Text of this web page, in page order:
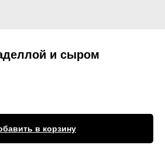
и сыром
в корзину